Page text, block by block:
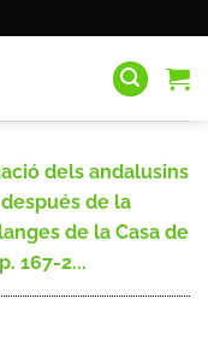
dels andalusins
de la
de la Casa de
167-2...